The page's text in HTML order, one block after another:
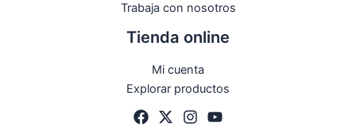
Trabaja con nosotros
Tienda online
Mi cuenta
Explorar productos